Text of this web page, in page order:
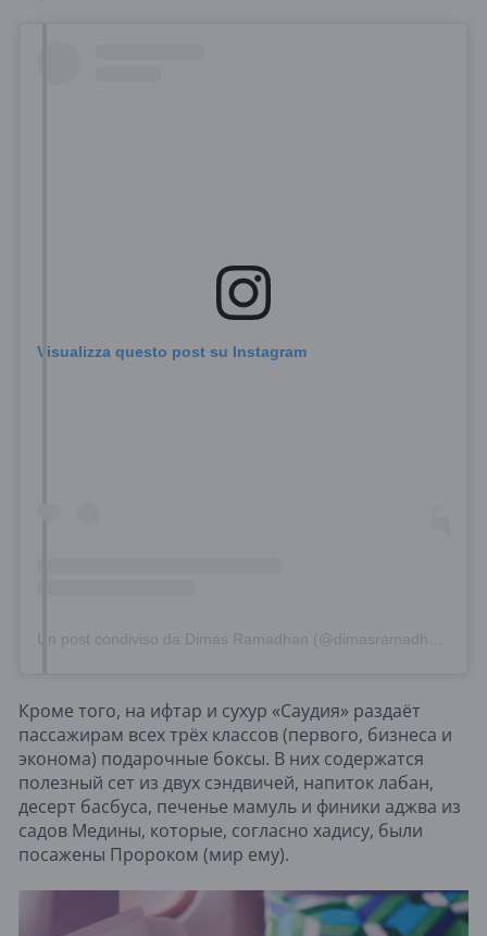
Visualizza questo post su Instagram
Un post condiviso da Dimas Ramadhan (@dimasramadhan)
Кроме того, на ифтар и сухур «Саудия» раздаёт
пассажирам всех трёх классов (первого, бизнеса и
эконома) подарочные боксы. В них содержатся
полезный сет из двух сэндвичей, напиток лабан,
десерт басбуса, печенье мамуль и финики аджва из
садов Медины, которые, согласно хадису, были
посажены Пророком (мир ему).